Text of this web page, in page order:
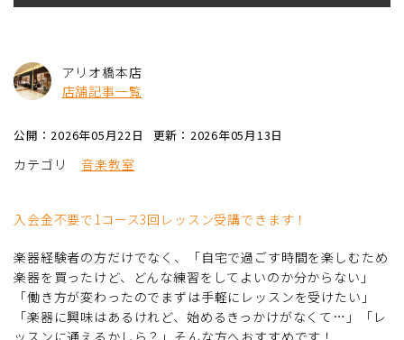
アリオ橋本店
店舗記事一覧
公開：2026年05月22日 更新：2026年05月13日
カテゴリ 音楽教室
入会金不要で1コース3回レッスン受講できます！
楽器経験者の方だけでなく、「自宅で過ごす時間を楽しむため
楽器を買ったけど、どんな練習をしてよいのか分からない」
「働き方が変わったのでまずは手軽にレッスンを受けたい」
「楽器に興味はあるけれど、始めるきっかけがなくて…」「レ
ッスンに通えるかしら？」そんな方へおすすめです！